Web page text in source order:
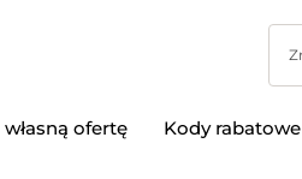
ofertę Kody rabatowe